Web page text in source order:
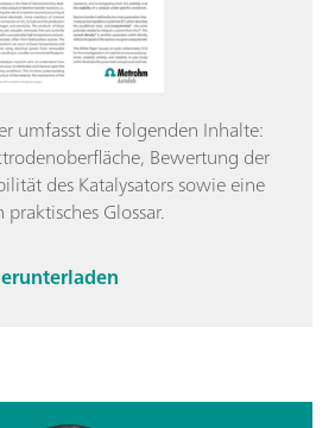
umfasst die folgenden Inhalte:
Bewertung der
des Katalysators sowie eine
Glossar.